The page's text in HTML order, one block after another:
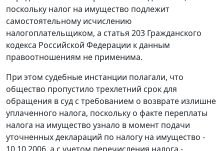
поскольку налог на имущество подлежит
самостоятельному исчислению
налогоплательщиком, а статья 203 Гражданского
кодекса Российской Федерации к данным
правоотношениям не применима.
При этом судебные инстанции полагали, что
общество пропустило трехлетний срок для
обращения в суд с требованием о возврате излишне
уплаченного налога, поскольку о факте переплаты
налога на имущество узнало в момент подачи
уточненных деклараций по налогу на имущество -